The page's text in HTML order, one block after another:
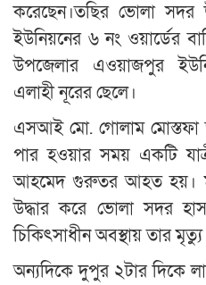
করেছেন।তছির ভোলা
ইউনিয়নের ৬ নং ওয়ার্ডের
উপজেলার এওয়াজপুর
এলাহী নূরের ছেলে।
এসআই মো. গোলাম
পার হওয়ার সময় একটি
আহমেদ গুরুতর আহত হয়।
উদ্ধার করে ভোলা সদর
চিকিৎসাধীন অবস্থায় তার
অন্যদিকে দুপুর ২টার দিকে